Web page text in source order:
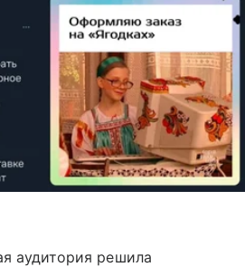
аудитория решила